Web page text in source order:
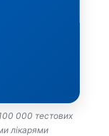
000 тестових
лікарями